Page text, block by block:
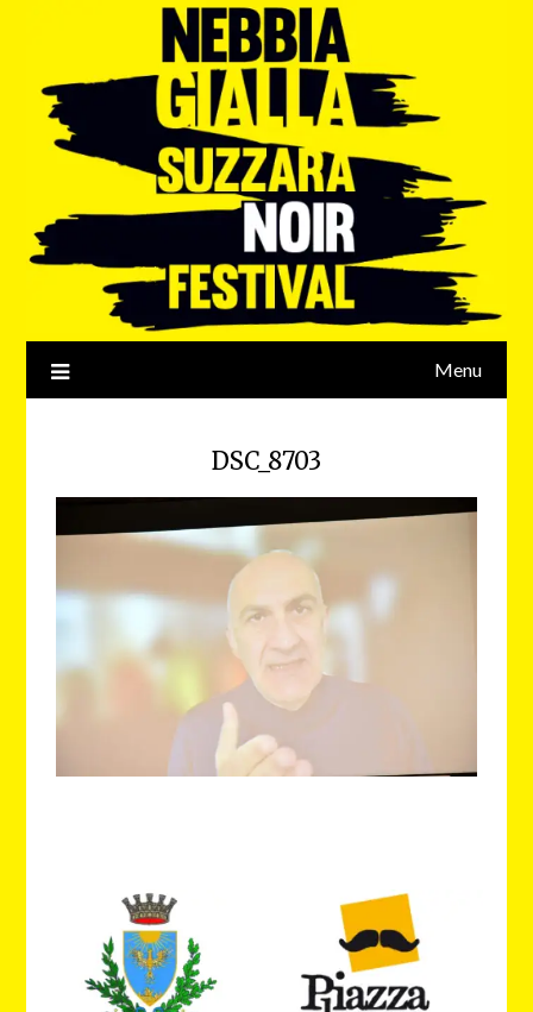
Menu
DSC_8703